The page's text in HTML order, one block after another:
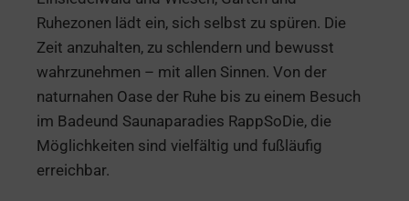
Ruhezonen lädt ein, sich selbst zu spüren. Die
Zeit anzuhalten, zu schlendern und bewusst
wahrzunehmen – mit allen Sinnen. Von der
naturnahen Oase der Ruhe bis zu einem Besuch
im Badeund Saunaparadies RappSoDie, die
Möglichkeiten sind vielfältig und fußläufig
erreichbar.